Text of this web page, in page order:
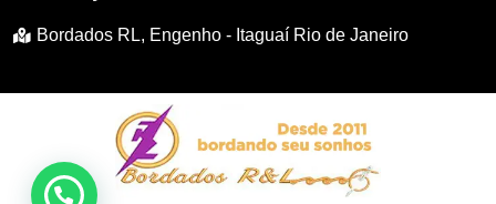
Bordados RL, Engenho - Itaguaí Rio de Janeiro